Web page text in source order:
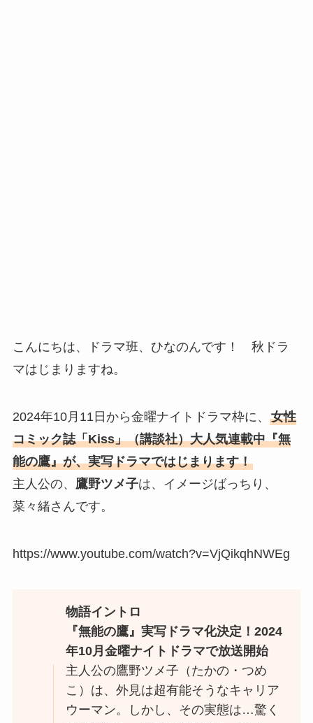
こんにちは、ドラマ班、ひなのんです！ 秋ドラ
マはじまりますね。
2024年10月11日から金曜ナイトドラマ枠に、 女性
コミック誌「Kiss」（講談社）大人気連載中『無
能の鷹』が、実写ドラマではじまります！
主人公の、 鷹野ツメ子は、イメージばっちり、
菜々緒さんです。
https://www.youtube.com/watch?v=VjQikqhNWEg
物語イントロ
『無能の鷹』実写ドラマ化決定！2024
年10月金曜ナイトドラマで放送開始
主人公の鷹野ツメ子（たかの・つめ
こ）は、外見は超有能そうなキャリア
ウーマン。しかし、その実態は…驚く